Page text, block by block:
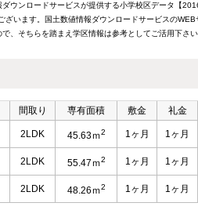
ウンロードサービスが提供する小学校区データ【
います。国土数値情報ダウンロードサービスの
、そちらを踏まえ学区情報は参考としてご活用下さい
間取り 専有面積 敷金 礼金
2LDK 45.63ｍ2 1ヶ月 1ヶ月
2LDK 55.47ｍ2 1ヶ月 1ヶ月
2LDK 48.26ｍ2 1ヶ月 1ヶ月